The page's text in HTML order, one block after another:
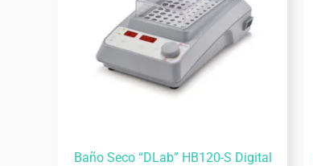
Baño Seco “DLab” HB120-S Digital